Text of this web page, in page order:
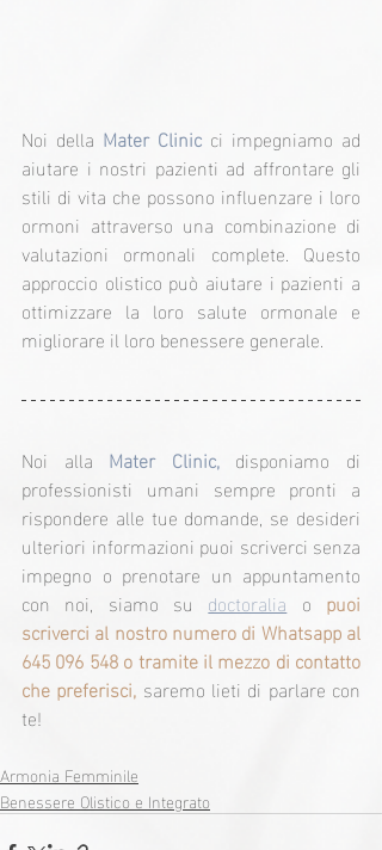
Noi della Mater Clinic ci impegniamo ad
aiutare i nostri pazienti ad affrontare gli
stili di vita che possono influenzare i loro
ormoni attraverso una combinazione di
valutazioni ormonali complete. Questo
approccio olistico può aiutare i pazienti a
ottimizzare la loro salute ormonale e
migliorare il loro benessere generale.
Noi alla Mater Clinic, disponiamo di
professionisti umani sempre pronti a
rispondere alle tue domande, se desideri
ulteriori informazioni puoi scriverci senza
impegno o prenotare un appuntamento
con noi, siamo su doctoralia o puoi
scriverci al nostro numero di Whatsapp al
645 096 548 o tramite il mezzo di contatto
che preferisci, saremo lieti di parlare con
te!
Armonia Femminile
Benessere Olistico e Integrato